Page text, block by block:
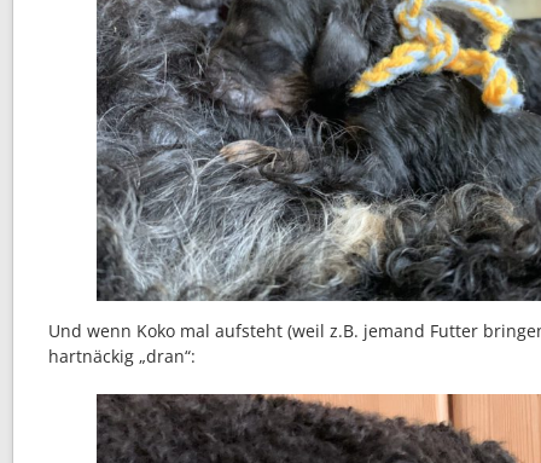
Und wenn Koko mal aufsteht (weil z.B. jemand Futter
hartnäckig „dran“: